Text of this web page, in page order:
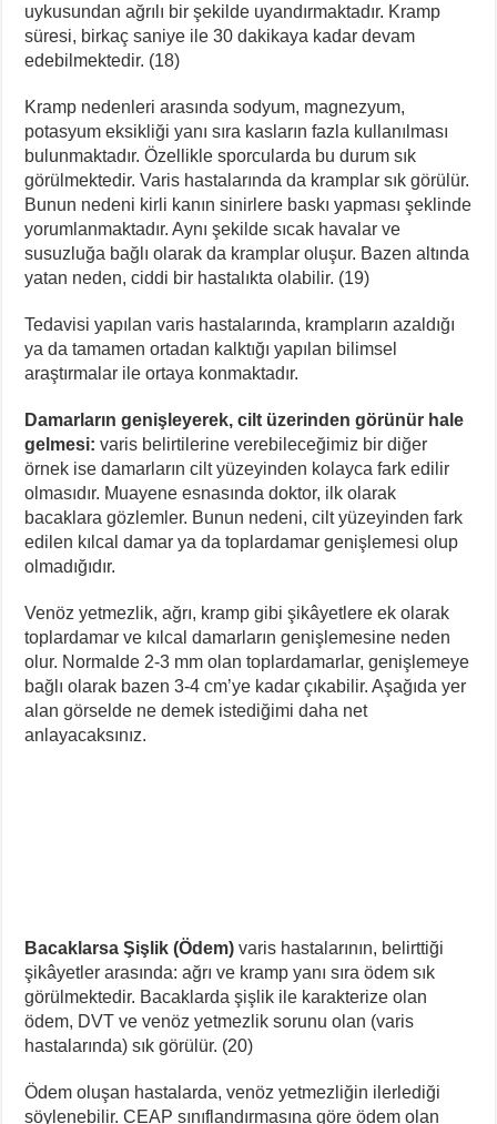
uykusundan ağrılı bir şekilde uyandırmaktadır. Kramp
süresi, birkaç saniye ile 30 dakikaya kadar devam
edebilmektedir. (18)
Kramp nedenleri arasında sodyum, magnezyum,
potasyum eksikliği yanı sıra kasların fazla kullanılması
bulunmaktadır. Özellikle sporcularda bu durum sık
görülmektedir. Varis hastalarında da kramplar sık görülür.
Bunun nedeni kirli kanın sinirlere baskı yapması şeklinde
yorumlanmaktadır. Aynı şekilde sıcak havalar ve
susuzluğa bağlı olarak da kramplar oluşur. Bazen altında
yatan neden, ciddi bir hastalıkta olabilir. (19)
Tedavisi yapılan varis hastalarında, krampların azaldığı
ya da tamamen ortadan kalktığı yapılan bilimsel
araştırmalar ile ortaya konmaktadır.
Damarların genişleyerek, cilt üzerinden görünür hale
gelmesi: varis belirtilerine verebileceğimiz bir diğer
örnek ise damarların cilt yüzeyinden kolayca fark edilir
olmasıdır. Muayene esnasında doktor, ilk olarak
bacaklara gözlemler. Bunun nedeni, cilt yüzeyinden fark
edilen kılcal damar ya da toplardamar genişlemesi olup
olmadığıdır.
Venöz yetmezlik, ağrı, kramp gibi şikâyetlere ek olarak
toplardamar ve kılcal damarların genişlemesine neden
olur. Normalde 2-3 mm olan toplardamarlar, genişlemeye
bağlı olarak bazen 3-4 cm’ye kadar çıkabilir. Aşağıda yer
alan görselde ne demek istediğimi daha net
anlayacaksınız.
Bacaklarsa Şişlik (Ödem) varis hastalarının, belirttiği
şikâyetler arasında: ağrı ve kramp yanı sıra ödem sık
görülmektedir. Bacaklarda şişlik ile karakterize olan
ödem, DVT ve venöz yetmezlik sorunu olan (varis
hastalarında) sık görülür. (20)
Ödem oluşan hastalarda, venöz yetmezliğin ilerlediği
söylenebilir. CEAP sınıflandırmasına göre ödem olan